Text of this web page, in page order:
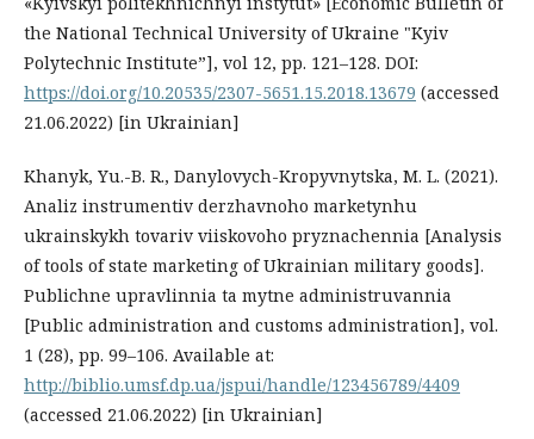
the National Technical University of Ukraine "Kyiv
Polytechnic Institute”], vol 12, pp. 121–128. DOI:
https://doi.org/10.20535/2307-5651.15.2018.13679 (accessed
21.06.2022) [in Ukrainian]
Khanyk, Yu.-B. R., Danylovych-Kropyvnytska, M. L. (2021).
Analiz instrumentiv derzhavnoho marketynhu
ukrainskykh tovariv viiskovoho pryznachennia [Analysis
of tools of state marketing of Ukrainian military goods].
Publichne upravlinnia ta mytne administruvannia
[Public administration and customs administration], vol.
1 (28), pp. 99–106. Available at:
http://biblio.umsf.dp.ua/jspui/handle/123456789/4409
(accessed 21.06.2022) [in Ukrainian]